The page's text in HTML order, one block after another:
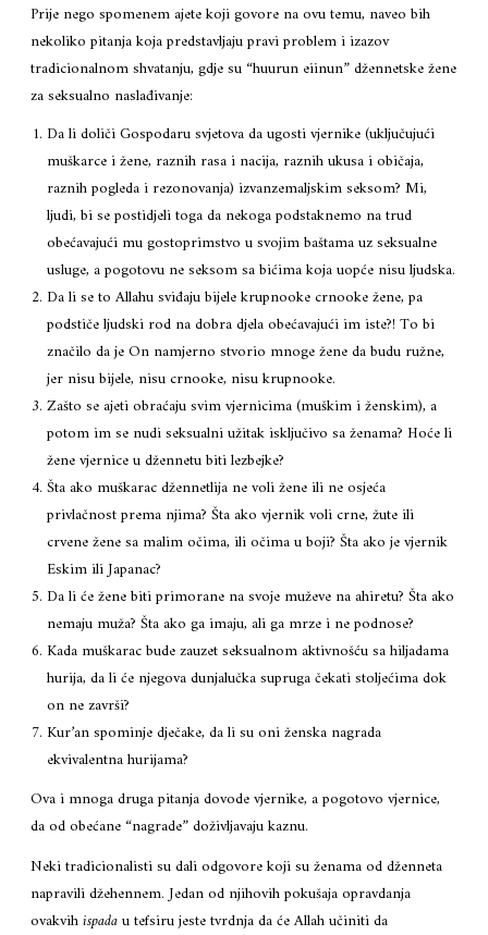
Prije nego spomenem ajete koji govore na ovu temu, naveo bih
nekoliko pitanja koja predstavljaju pravi problem i izazov
tradicionalnom shvatanju, gdje su “huurun eiinun” džennetske žene
za seksualno naslađivanje:
Da li doliči Gospodaru svjetova da ugosti vjernike (uključujući
muškarce i žene, raznih rasa i nacija, raznih ukusa i običaja,
raznih pogleda i rezonovanja) izvanzemaljskim seksom? Mi,
ljudi, bi se postidjeli toga da nekoga podstaknemo na trud
obećavajući mu gostoprimstvo u svojim baštama uz seksualne
usluge, a pogotovu ne seksom sa bićima koja uopće nisu ljudska.
Da li se to Allahu sviđaju bijele krupnooke crnooke žene, pa
podstiče ljudski rod na dobra djela obećavajući im iste?! To bi
značilo da je On namjerno stvorio mnoge žene da budu ružne,
jer nisu bijele, nisu crnooke, nisu krupnooke.
Zašto se ajeti obraćaju svim vjernicima (muškim i ženskim), a
potom im se nudi seksualni užitak isključivo sa ženama? Hoće li
žene vjernice u džennetu biti lezbejke?
Šta ako muškarac džennetlija ne voli žene ili ne osjeća
privlačnost prema njima? Šta ako vjernik voli crne, žute ili
crvene žene sa malim očima, ili očima u boji? Šta ako je vjernik
Eskim ili Japanac?
Da li će žene biti primorane na svoje muževe na ahiretu? Šta ako
nemaju muža? Šta ako ga imaju, ali ga mrze i ne podnose?
Kada muškarac bude zauzet seksualnom aktivnošću sa hiljadama
hurija, da li će njegova dunjalučka supruga čekati stoljećima dok
on ne završi?
Kur’an spominje dječake, da li su oni ženska nagrada
ekvivalentna hurijama?
Ova i mnoga druga pitanja dovode vjernike, a pogotovo vjernice,
da od obećane “nagrade” doživljavaju kaznu.
Neki tradicionalisti su dali odgovore koji su ženama od dženneta
napravili džehennem. Jedan od njihovih pokušaja opravdanja
ovakvihispadau tefsiru jeste tvrdnja da će Allah učiniti da